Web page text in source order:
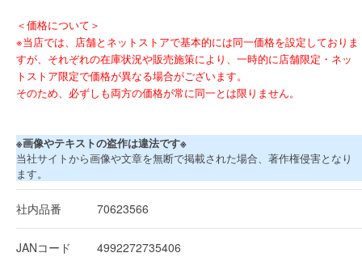
＜価格について＞
※当店では、店舗とネットストアで基本的には同一価格を設定しておりま
すが、それぞれの在庫状況や販売施策により、一時的に店舗限定・ネッ
トストア限定で価格が異なる場合がございます。
そのため、必ずしも両方の価格が常に同一とは限りません。
※画像やテキストの盗作は違法です※
当社サイトから画像や文章を無断で掲載された場合、著作権侵害となり
ます。
社内品番 70623566
JANコード 4992272735406